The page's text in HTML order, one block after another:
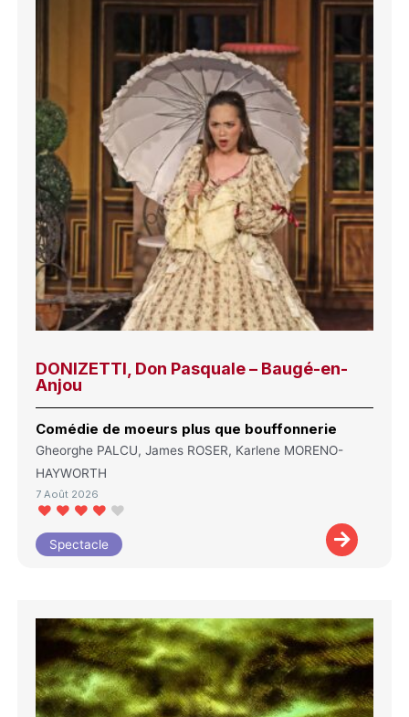
DONIZETTI, Don Pasquale – Baugé-en-
Anjou
Comédie de moeurs plus que bouffonnerie
Gheorghe PALCU, James ROSER, Karlene MORENO-
HAYWORTH
7 Août 2026
Spectacle